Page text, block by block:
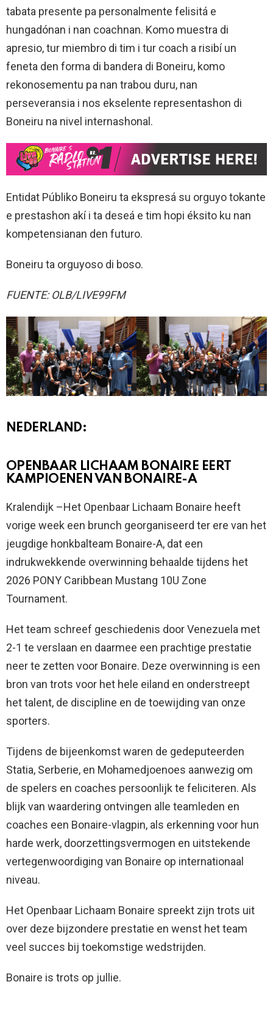
tabata presente pa personalmente felisitá e
hungadónan i nan coachnan. Komo muestra di
apresio, tur miembro di tim i tur coach a risibí un
feneta den forma di bandera di Boneiru, komo
rekonosementu pa nan trabou duru, nan
perseveransia i nos ekselente representashon di
Boneiru na nivel internashonal.
Entidat Públiko Boneiru ta ekspresá su orguyo tokante
e prestashon akí i ta deseá e tim hopi éksito ku nan
kompetensianan den futuro.
Boneiru ta orguyoso di boso.
FUENTE: OLB/LIVE99FM
NEDERLAND:
OPENBAAR LICHAAM BONAIRE EERT
KAMPIOENEN VAN BONAIRE-A
Kralendijk –Het Openbaar Lichaam Bonaire heeft
vorige week een brunch georganiseerd ter ere van het
jeugdige honkbalteam Bonaire-A, dat een
indrukwekkende overwinning behaalde tijdens het
2026 PONY Caribbean Mustang 10U Zone
Tournament.
Het team schreef geschiedenis door Venezuela met
2-1 te verslaan en daarmee een prachtige prestatie
neer te zetten voor Bonaire. Deze overwinning is een
bron van trots voor het hele eiland en onderstreept
het talent, de discipline en de toewijding van onze
sporters.
Tijdens de bijeenkomst waren de gedeputeerden
Statia, Serberie, en Mohamedjoenoes aanwezig om
de spelers en coaches persoonlijk te feliciteren. Als
blijk van waardering ontvingen alle teamleden en
coaches een Bonaire-vlagpin, als erkenning voor hun
harde werk, doorzettingsvermogen en uitstekende
vertegenwoordiging van Bonaire op internationaal
niveau.
Het Openbaar Lichaam Bonaire spreekt zijn trots uit
over deze bijzondere prestatie en wenst het team
veel succes bij toekomstige wedstrijden.
Bonaire is trots op jullie.